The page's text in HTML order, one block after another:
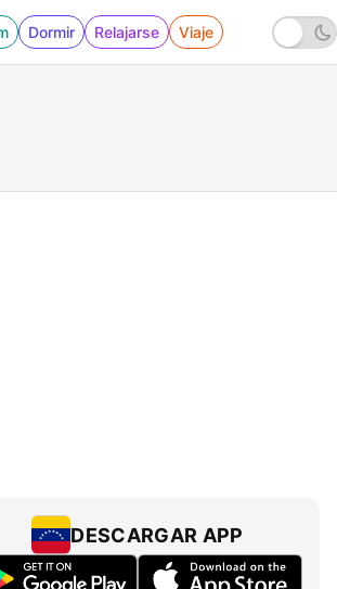
Dormir Relajarse Viaje
DESCARGAR APP